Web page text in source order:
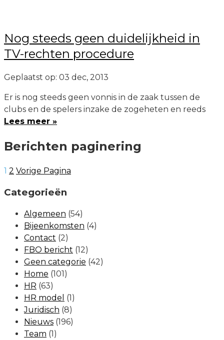
Nog steeds geen duidelijkheid in
TV-rechten procedure
Geplaatst op: 03 dec, 2013
Er is nog steeds geen vonnis in de zaak tussen de
clubs en de spelers inzake de zogeheten en reeds
Lees meer »
Berichten paginering
1 2 Vorige Pagina
Categorieën
Algemeen (54)
Bijeenkomsten (4)
Contact (2)
FBO bericht (12)
Geen categorie (42)
Home (101)
HR (63)
HR model (1)
Juridisch (8)
Nieuws (196)
Team (1)